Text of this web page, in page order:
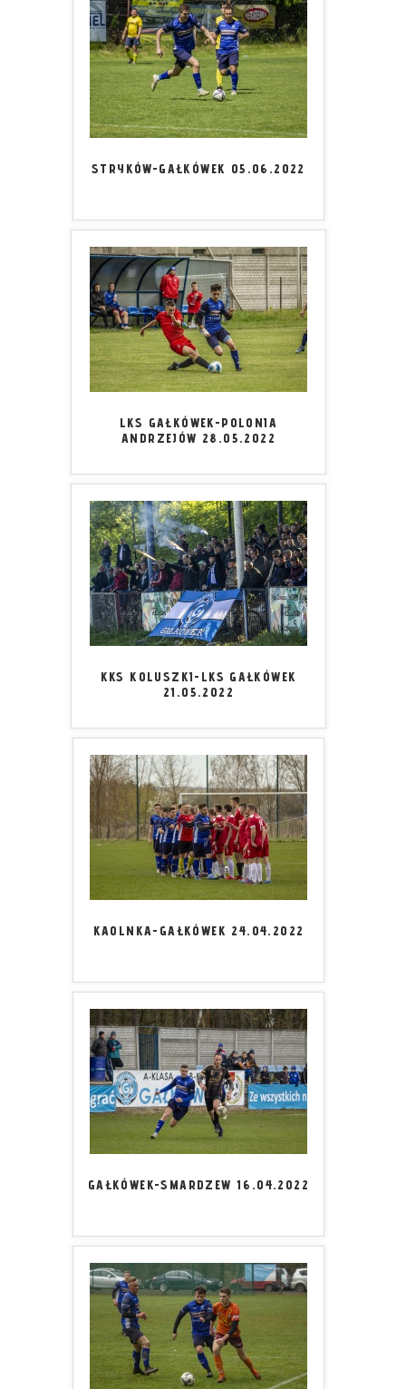
STRYKÓW-GAŁKÓWEK 05.06.2022
LKS GAŁKÓWEK-POLONIA
ANDRZEJÓW 28.05.2022
KKS KOLUSZKI-LKS GAŁKÓWEK
21.05.2022
KAOLNKA-GAŁKÓWEK 24.04.2022
GAŁKÓWEK-SMARDZEW 16.04.2022